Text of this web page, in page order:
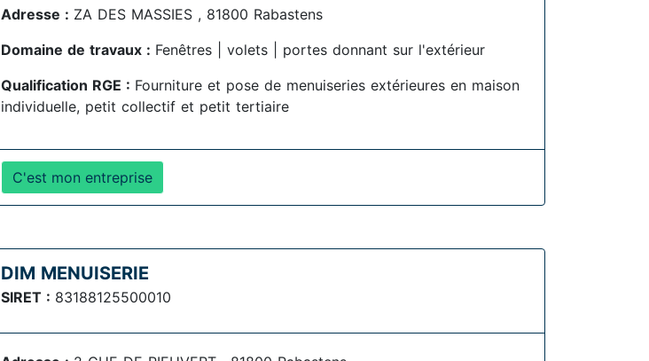
Adresse : ZA DES MASSIES , 81800 Rabastens
Domaine de travaux : Fenêtres | volets | portes donnant sur l'extérieur
Qualification RGE : Fourniture et pose de menuiseries extérieures en maison
individuelle, petit collectif et petit tertiaire
C'est mon entreprise
DIM MENUISERIE
SIRET : 83188125500010